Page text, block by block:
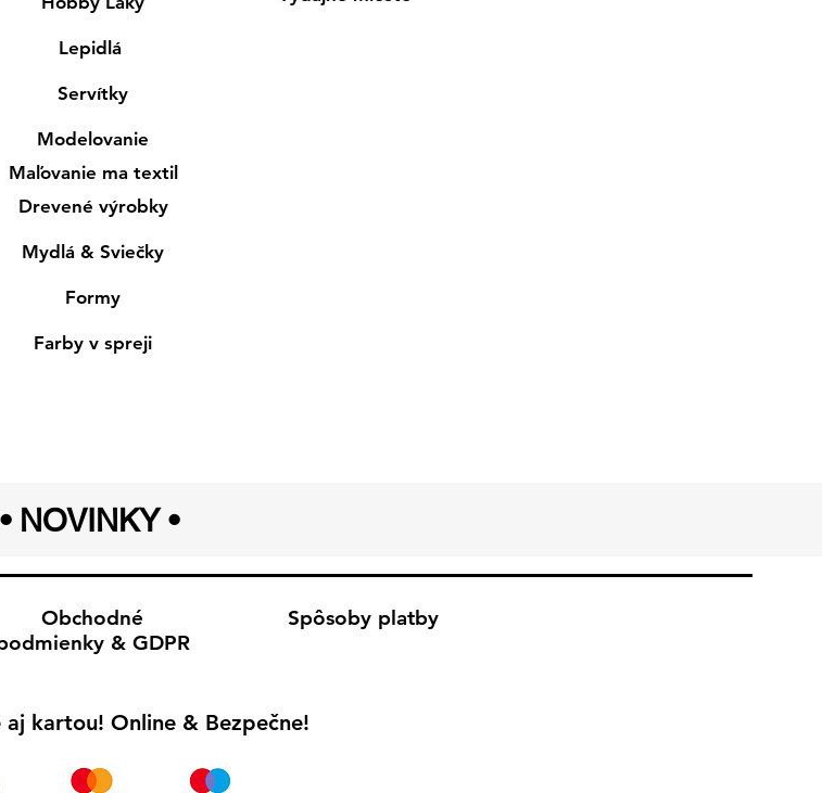
Lepidlá
Servítky
Modelovanie
Maľovanie ma textil
Drevené výrobky
Mydlá & Sviečky
Formy
Farby v spreji
• NOVINKY •
Obchodné
& GDPR
Spôsoby platby
kartou! Online & Bezpečne!